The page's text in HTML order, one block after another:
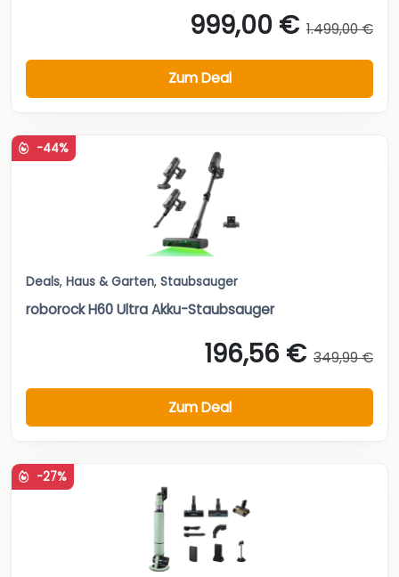
999,00 € 1.499,00 €
Zum Deal
-44%
Deals, Haus & Garten, Staubsauger
roborock H60 Ultra Akku-Staubsauger
196,56 € 349,99 €
Zum Deal
-27%